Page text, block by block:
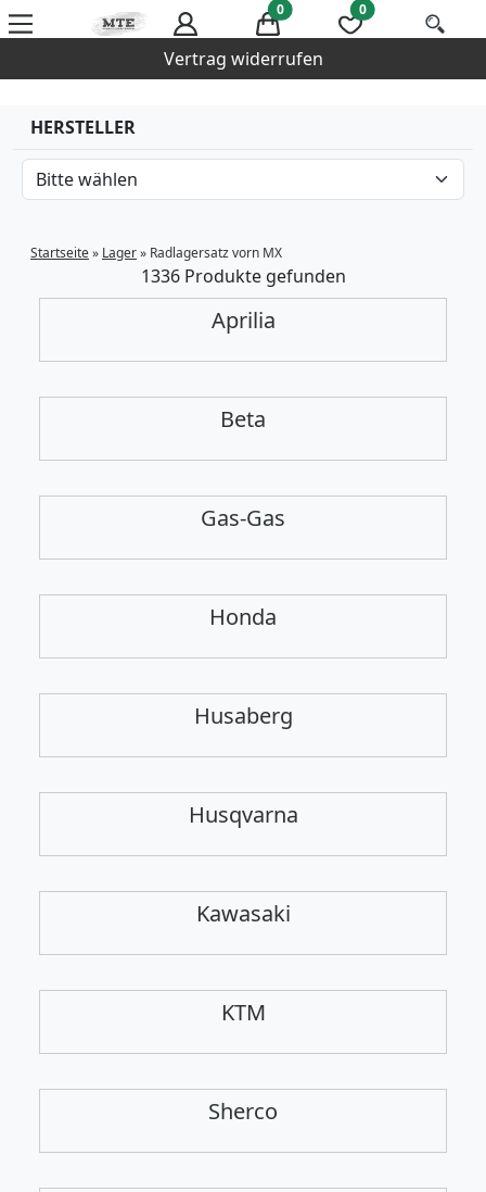
0 0
Vertrag widerrufen
HERSTELLER
Startseite» Lager» Radlagersatz vorn MX
1336 Produkte gefunden
Aprilia
Beta
Gas-Gas
Honda
Husaberg
Husqvarna
Kawasaki
KTM
Sherco